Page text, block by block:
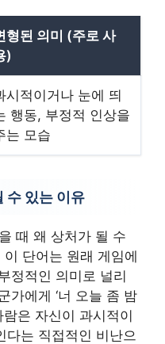
형된 의미 (주로 사
)
시적이거나 눈에 띄
행동, 부정적 인상을
는 모습
수 있는 이유
때 왜 상처가 될 수
단어는 원래 게임에
정적인 의미로 널리
가에게 ‘너 오늘 좀 밤
은 자신이 과시적이
다는 직접적인 비난으